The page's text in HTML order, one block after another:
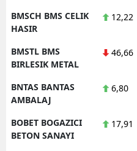
BMSCH BMS CELIK
HASIR
12,22
BMSTL BMS
BIRLESIK METAL
46,66
BNTAS BANTAS
AMBALAJ
6,80
BOBET BOGAZICI
BETON SANAYI
17,91